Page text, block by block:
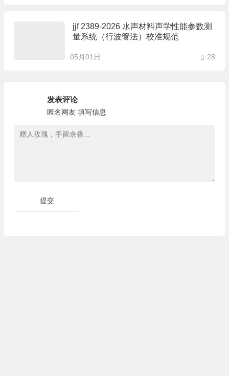
jjf 2389-2026 水声材料声学性能参数测
量系统（行波管法）校准规范
05月01日 28
发表评论
匿名网友 填写信息